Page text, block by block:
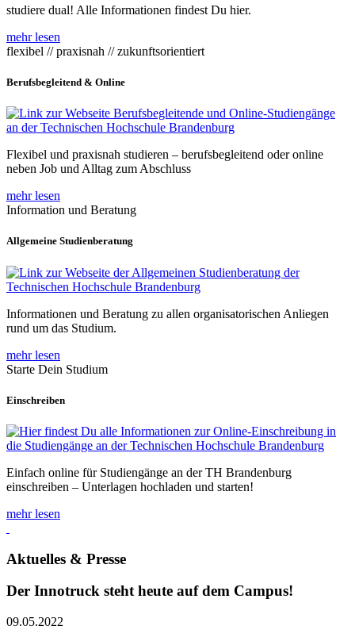
studiere dual! Alle Informationen findest Du hier.
mehr lesen
flexibel // praxisnah // zukunftsorientiert
Berufsbegleitend & Online
Flexibel und praxisnah studieren – berufsbegleitend oder online
neben Job und Alltag zum Abschluss
mehr lesen
Information und Beratung
Allgemeine Studienberatung
Informationen und Beratung zu allen organisatorischen Anliegen
rund um das Studium.
mehr lesen
Starte Dein Studium
Einschreiben
Einfach online für Studiengänge an der TH Brandenburg
einschreiben – Unterlagen hochladen und starten!
mehr lesen
Aktuelles & Presse
Der Innotruck steht heute auf dem Campus!
09.05.2022